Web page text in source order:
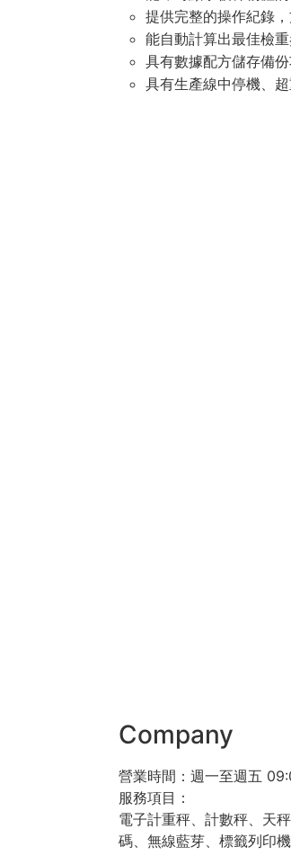
提供完整的操作紀錄
能自動計算出最佳檢
具有數據配方儲存備
具有生產線中停機、
Company
營業時間：週一至週五
服務項目：
電子計重秤、計數秤、天
碼、無線藍芽、標籤列印